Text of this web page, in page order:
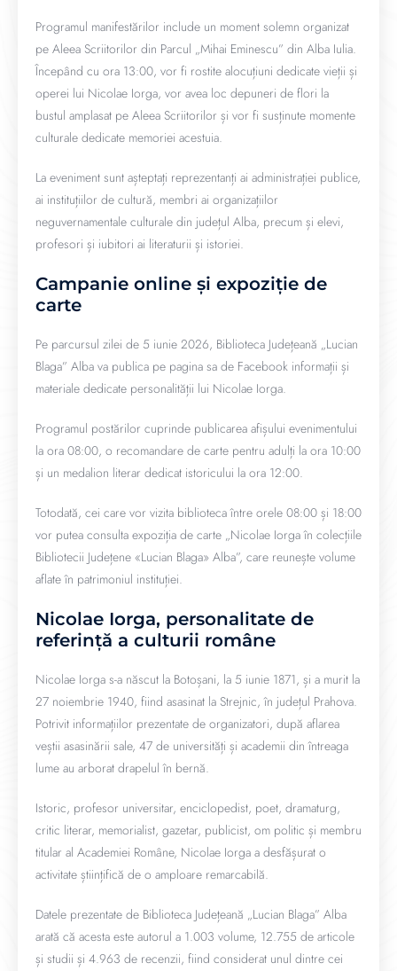
Programul manifestărilor include un moment solemn organizat
pe Aleea Scriitorilor din Parcul „Mihai Eminescu” din Alba Iulia.
Începând cu ora 13:00, vor fi rostite alocuțiuni dedicate vieții și
operei lui Nicolae Iorga, vor avea loc depuneri de flori la
bustul amplasat pe Aleea Scriitorilor și vor fi susținute momente
culturale dedicate memoriei acestuia.
La eveniment sunt așteptați reprezentanți ai administrației publice,
ai instituțiilor de cultură, membri ai organizațiilor
neguvernamentale culturale din județul Alba, precum și elevi,
profesori și iubitori ai literaturii și istoriei.
Campanie online și expoziție de
carte
Pe parcursul zilei de 5 iunie 2026, Biblioteca Județeană „Lucian
Blaga” Alba va publica pe pagina sa de Facebook informații și
materiale dedicate personalității lui Nicolae Iorga.
Programul postărilor cuprinde publicarea afișului evenimentului
la ora 08:00, o recomandare de carte pentru adulți la ora 10:00
și un medalion literar dedicat istoricului la ora 12:00.
Totodată, cei care vor vizita biblioteca între orele 08:00 și 18:00
vor putea consulta expoziția de carte „Nicolae Iorga în colecțiile
Bibliotecii Județene «Lucian Blaga» Alba”, care reunește volume
aflate în patrimoniul instituției.
Nicolae Iorga, personalitate de
referință a culturii române
Nicolae Iorga s-a născut la Botoșani, la 5 iunie 1871, și a murit la
27 noiembrie 1940, fiind asasinat la Strejnic, în județul Prahova.
Potrivit informațiilor prezentate de organizatori, după aflarea
veștii asasinării sale, 47 de universități și academii din întreaga
lume au arborat drapelul în bernă.
Istoric, profesor universitar, enciclopedist, poet, dramaturg,
critic literar, memorialist, gazetar, publicist, om politic și membru
titular al Academiei Române, Nicolae Iorga a desfășurat o
activitate științifică de o amploare remarcabilă.
Datele prezentate de Biblioteca Județeană „Lucian Blaga” Alba
arată că acesta este autorul a 1.003 volume, 12.755 de articole
și studii și 4.963 de recenzii, fiind considerat unul dintre cei